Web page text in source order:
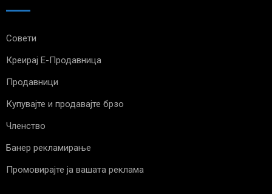
Совети
Креирај Е-Продавница
Продавници
Купувајте и продавајте брзо
Членство
Банер рекламирање
Промовирајте ја вашата реклама